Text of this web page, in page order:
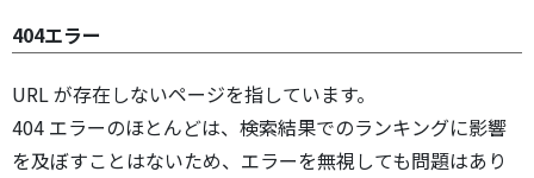
404エラー
URL が存在しないページを指しています。
404 エラーのほとんどは、検索結果でのランキングに影響
を及ぼすことはないため、エラーを無視しても問題はあり